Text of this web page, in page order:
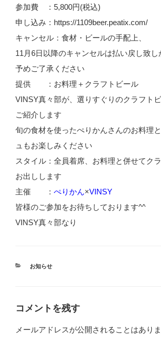
参加費 ：5,800円(税込)
申し込み：https://1109beer.peatix.com/
キャンセル：食材・ビールの手配上、
11月6日以降のキャンセルは払い戻し致
予めご了承ください
提供 ：お料理＋クラフトビール
VINSY真々部が、選りすぐりのクラフト
ご紹介します
旬の食材を使ったぺりかんさんのお料理
ュもお楽しみください
スタイル：全員着席、お料理と併せてク
お出しします
主催 ： ぺりかん×VINSY
皆様のご参加をお待ちしております^^
VINSY真々部なり
カ
お知らせ
コメントを残す
メールアドレスが公開されることはありま